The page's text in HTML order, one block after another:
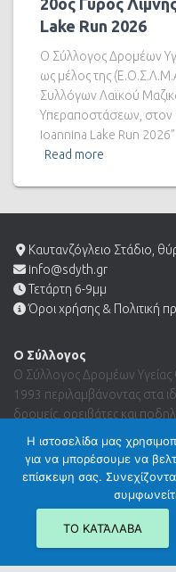
20ος Γύρος
Lake Run 2026
Ο Σύλλογος Δρομέων
ως μέλος της
Συλλόγων Λαϊκού
Υπεραποστάσεων, στον
Ioannina Lake Run
Read more
Καυτανζόγλειο Στάδιο,
info@sdyth.gr
Τετάρτη 6-9μμ
Όροι χρήσης & Πολιτική
Ο Σύλλογος
Ο Σύλλογος Δρομέων
1993 περιλαμβάνοντας στα
δρομείς, ορειβάτες και
Search …
Η ιστοσελίδα μας
για να μπορέσουμε να
επίσκεψη σας.
ΤΟ ΚΑΤΆΛΑΒΑ